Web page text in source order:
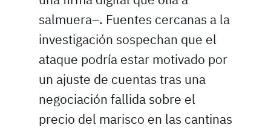
salmuera–. Fuentes cercanas a la
investigación sospechan que el
ataque podría estar motivado por
un ajuste de cuentas tras una
negociación fallida sobre el
precio del marisco en las cantinas